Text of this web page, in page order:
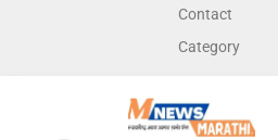
Contact
Category